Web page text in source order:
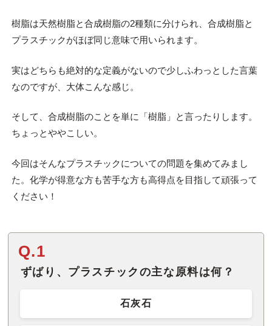
樹脂は天然樹脂と合成樹脂の2種類に分けられ、合成樹脂と
プラスチックがほぼ同じ意味で用いられます。
実はどちらも絶対的な定義がないので少しふわっとした言葉
なのですが、大体こんな感じ。
そして、合成樹脂のことを単に「樹脂」と言ったりします。
ちょっとややこしい。
今回はそんなプラスチックについての問題を集めてみまし
た。化学が得意な方も苦手な方も高得点を目指して頑張って
ください！
Q.1
ずばり、プラスチックの主な原料は何？
石灰石